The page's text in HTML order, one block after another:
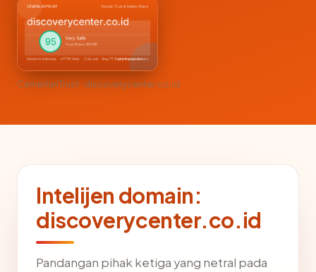
CemerlanTrust · discoverycenter.co.id
Intelijen domain:
discoverycenter.co.id
Pandangan pihak ketiga yang netral pada